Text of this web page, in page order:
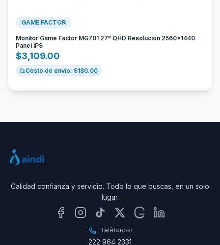
GAME FACTOR
Monitor Game Factor MG701 27" QHD Resolución 2560x1440
Panel IPS
$3,109.00
Costo de envío: $180.00
Calidad confianza y servicio. Todo lo que buscas, en un solo
lugar.
Teléfonos:
222 964 2331